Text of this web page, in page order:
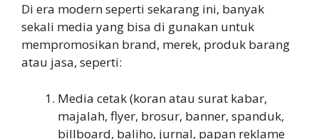
Di era modern seperti sekarang ini, banyak
sekali media yang bisa di gunakan untuk
mempromosikan brand, merek, produk barang
atau jasa, seperti:
Media cetak (koran atau surat kabar,
majalah, flyer, brosur, banner, spanduk,
billboard, baliho, jurnal, papan reklame